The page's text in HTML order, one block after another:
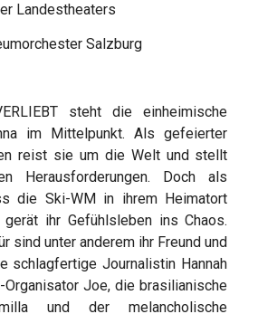
Landestheaters
Salzburg
steht die einheimische
im Mittelpunkt. Als gefeierter
reist sie um die Welt und stellt
Herausforderungen. Doch als
die Ski-WM in ihrem Heimatort
ihr Gefühlsleben ins Chaos.
sind unter anderem ihr Freund und
schlagfertige Journalistin Hannah
Organisator Joe, die brasilianische
und der melancholische